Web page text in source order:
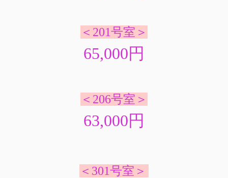
＜201号室＞
65,000円
＜206号室＞
63,000円
＜301号室＞